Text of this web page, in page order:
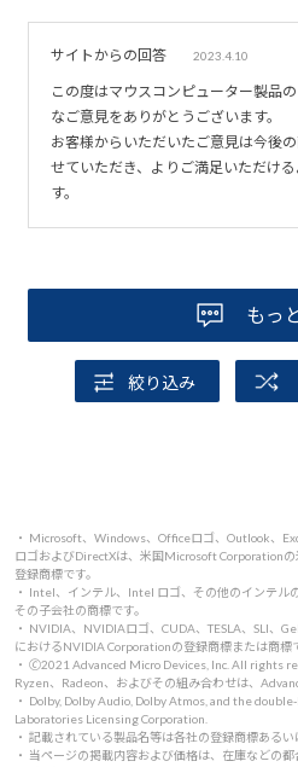
2度手間のような気がします。
サイトからの回答 2023.4.10
この度はマウスコンピューター製品
なご意見をありがとうございます。
お客様からいただいたご意見は今後
せていただき、よりご満足いただけ
す。
もっ
絞り込み
・ Microsoft、Windows、Officeロゴ、Outlook、
ロゴおよびDirectXは、米国Microsoft Corporation
登録商標です。
・ Intel、インテル、Intel ロゴ、その他のインテ
その子会社の商標です。
・ NVIDIA、NVIDIAロゴ、CUDA、TESLA、SLI、
におけるNVIDIA Corporationの登録商標または商標
・ 🄫2021 Advanced Micro Devices, Inc. All rights
Ryzen、Radeon、およびその組み合わせは、
・ Dolby, Dolby Audio, Dolby Atmos, and the
Laboratories Licensing Corporation.
・ 記載されている製品名等は各社の登録商標あるい
・ 当ページの掲載内容および価格は、在庫などの